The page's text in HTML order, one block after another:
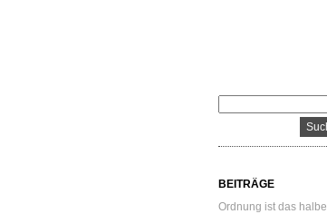
BEITRÄGE
Ordnung ist das halbe